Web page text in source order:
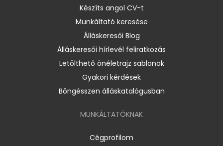
Készíts angol CV-t
Munkáltató keresése
Álláskeresői Blog
Álláskeresői hírlevél feliratkozás
Letölthető önéletrajz sablonok
Gyakori kérdések
Böngésszen álláskatalógusban
MUNKÁLTATÓKNAK
Cégprofilom